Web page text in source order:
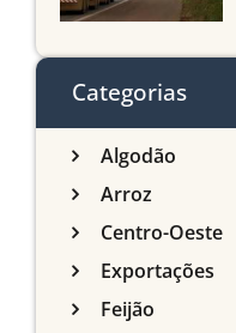
Categorias
Algodão
Arroz
Centro-Oeste
Exportações
Feijão